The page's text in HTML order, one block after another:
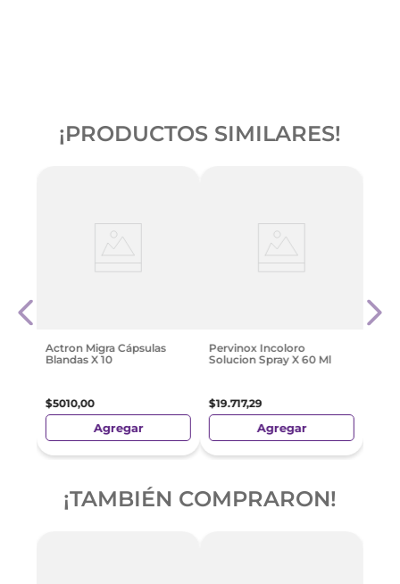
¡PRODUCTOS SIMILARES!
Actron Migra Cápsulas
Blandas X 10
$5010,00
Agregar
Pervinox Incoloro
Solucion Spray X 60 Ml
$19.717,29
Agregar
¡TAMBIÉN COMPRARON!